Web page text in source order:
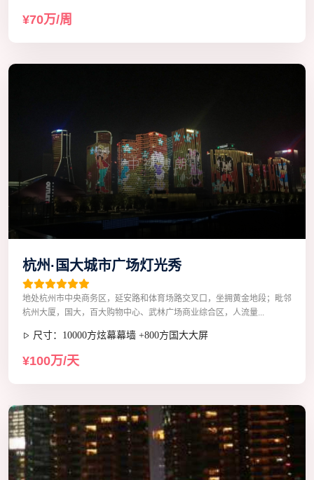
¥70万/周
杭州·国大城市广场灯光秀
地处杭州市中央商务区，延安路和体育场路交叉口，坐拥黄金地段；毗邻
杭州大厦，国大，百大购物中心、武林广场商业综合区，人流量...
尺寸：10000方炫幕幕墙 +800方国大大屏
¥100万/天